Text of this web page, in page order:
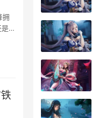
拥
凯